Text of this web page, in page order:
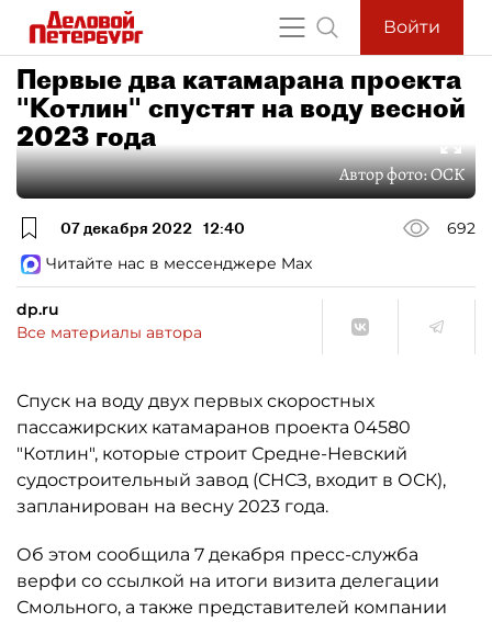
Войти
Первые два катамарана проекта
"Котлин" спустят на воду весной
2023 года
Автор фото:ОСК
07 декабря 2022 12:40
692
Читайте нас в мессенджере Max
dp.ru
Все материалы автора
Спуск на воду двух первых скоростных
пассажирских катамаранов проекта 04580
"Котлин", которые строит Средне-Невский
судостроительный завод (СНСЗ, входит в ОСК),
запланирован на весну 2023 года.
Об этом сообщила 7 декабря пресс-служба
верфи со ссылкой на итоги визита делегации
Смольного, а также представителей компании